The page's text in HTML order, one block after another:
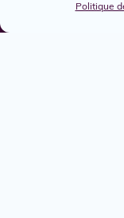
Politique